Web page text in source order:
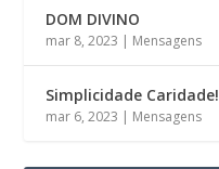
DOM DIVINO
mar 8, 2023 | Mensagens
Simplicidade Caridade!
mar 6, 2023 | Mensagens